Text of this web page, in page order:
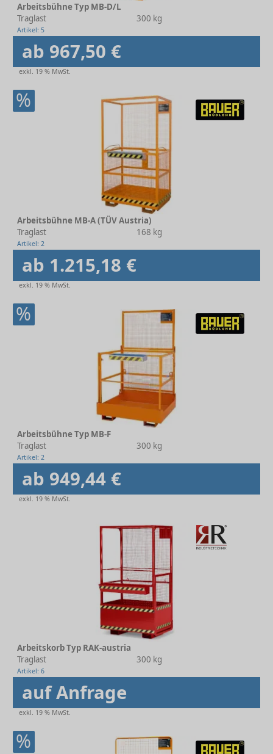
Arbeitsbühne Typ MB-D/L
Traglast
300 kg
Artikel: 5
ab 967,50 €
exkl. 19 % MwSt.
%
Arbeitsbühne MB-A (TÜV Austria)
Traglast
168 kg
Artikel: 2
ab 1.215,18 €
exkl. 19 % MwSt.
%
Arbeitsbühne Typ MB-F
Traglast
300 kg
Artikel: 2
ab 949,44 €
exkl. 19 % MwSt.
Arbeitskorb Typ RAK-austria
Traglast
300 kg
Artikel: 6
auf Anfrage
exkl. 19 % MwSt.
%